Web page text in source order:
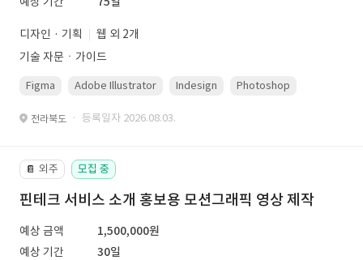
디자인 · 기획
웹 외 2개
기술 자문ㆍ가이드
Figma Adobe Illustrator Indesign Photoshop
전라북도 · 등록일자 2026.08.03.
📔 외주 모집 중
핀테크 서비스 소개 홍보용 모션그래픽 영상 제작
예상 금액
1,500,000원
예상 기간
30일